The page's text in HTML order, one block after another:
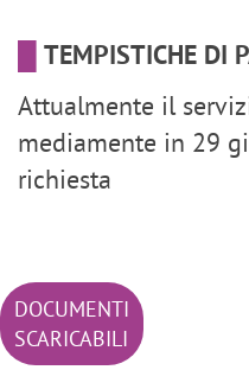
TEMPISTICHE DI
Attualmente il
mediamente in 29
richiesta
DOCUMENTI
SCARICABILI